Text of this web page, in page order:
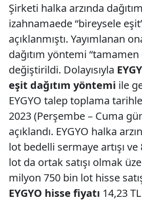
Şirketi halka arzında
izahnamaede “bireysele
açıklanmıştı. Yayımlanan
dağıtım yöntemi
değiştirildi. Dolayısıyla
eşit dağıtım yöntemi ile
EYGYO talep toplama
2023 (Perşembe – Cuma
açıklandı. EYGYO halka
lot bedelli sermaye artışı
lot da ortak satışı olmak
milyon 750 bin lot hisse
EYGYO hisse fiyatı 14,23